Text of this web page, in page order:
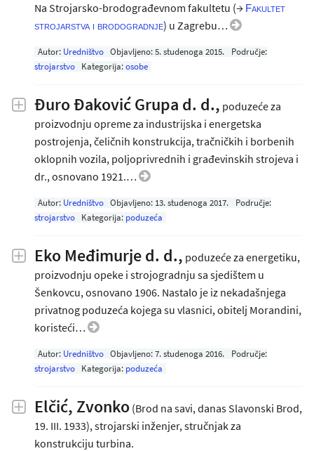
Na Strojarsko-brodograđevnom fakultetu (→ Fakultet
strojarstva i brodogradnje) u Zagrebu…
Autor: Uredništvo Objavljeno:5. studenoga 2015.
Područje:
strojarstvo
Kategorija:osobe
Đuro Đaković Grupa d. d., poduzeće za
proizvodnju opreme za industrijska i energetska
postrojenja, čeličnih konstrukcija, tračničkih i borbenih
oklopnih vozila, poljoprivrednih i građevinskih strojeva i
dr., osnovano 1921.…
Autor: Uredništvo Objavljeno: 13. studenoga 2017.
Područje:
strojarstvo
Kategorija: poduzeća
Eko Međimurje d. d., poduzeće za energetiku,
proizvodnju opeke i strojogradnju sa sjedištem u
Šenkovcu, osnovano 1906. Nastalo je iz nekadašnjega
privatnog poduzeća kojega su vlasnici, obitelj Morandini,
koristeći…
Autor: Uredništvo Objavljeno:7. studenoga 2016.
Područje:
strojarstvo
Kategorija: poduzeća
Elčić, Zvonko (Brod na savi, danas Slavonski Brod,
19. III. 1933), strojarski inženjer, stručnjak za
konstrukciju turbina.